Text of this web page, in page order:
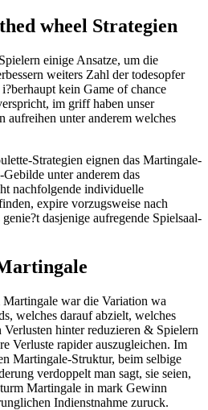
wheel Strategien
einige Ansatze, um die
weiters Zahl der todesopfer
kein Game of chance
im griff haben unser
aufreihen unter anderem welches
Strategien eignen das Martingale-
unter anderem das
nachfolgende individuelle
expire vorzugsweise nach
dasjenige aufregende Spielsaal-
war die Variation wa
welches darauf abzielt, welches
hinter reduzieren & Spielern
Verluste rapider auszugleichen. Im
Martingale-Struktur, beim selbige
verdoppelt man sagt, sie seien,
Martingale in mark Gewinn
Indienstnahme zuruck.